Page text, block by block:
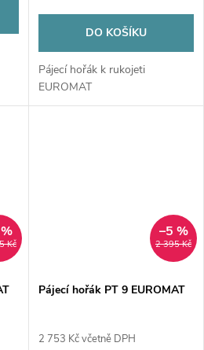
DO KOŠÍKU
Pájecí hořák k rukojeti
EUROMAT
Kč 2 395 Kč
–5 %
Pájecí hořák PT 9 EUROMAT
2 753 Kč včetně DPH